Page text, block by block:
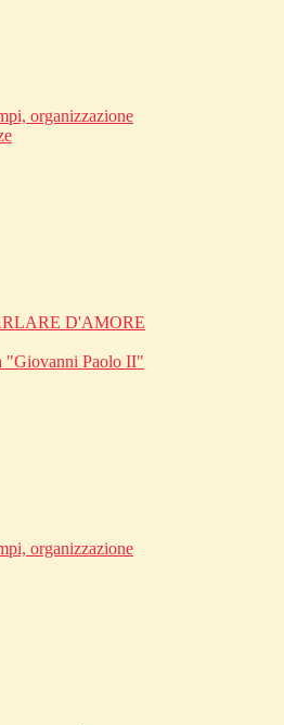
organizzazione
D'AMORE
"Giovanni Paolo II"
organizzazione